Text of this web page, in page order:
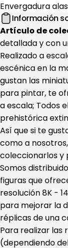
Envergadura
Información
Artículo de
detallada y con
Realizado a
escénica en la
gustan las
para pintar, te
a escala; Todos
prehistórica
Así que si te
como a
coleccionarlos y
Somos
figuras que
resolución 8K -
para mejorar la
réplicas de una
Para realizar las
(dependiendo